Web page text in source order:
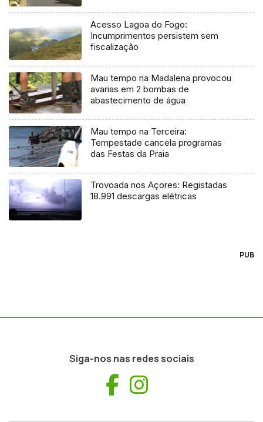
Acesso Lagoa do Fogo:
Incumprimentos persistem sem
fiscalização
Mau tempo na Madalena provocou
avarias em 2 bombas de
abastecimento de água
Mau tempo na Terceira:
Tempestade cancela programas
das Festas da Praia
Trovoada nos Açores: Registadas
18.991 descargas elétricas
PUB
Siga-nos nas redes sociais
Facebook